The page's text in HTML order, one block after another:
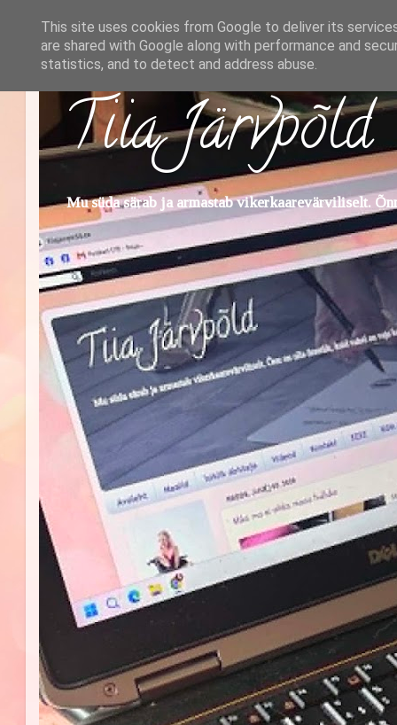
Tiia Järvpõld
Mu süda särab ja armastab vikerkaarevärviliselt.
This site uses cookies from Google to deliver its
are shared with Google along with performance and
statistics, and to detect and address abuse.